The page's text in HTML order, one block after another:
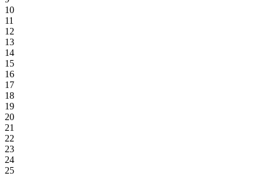
10
11
12
13
14
15
16
17
18
19
20
21
22
23
24
25